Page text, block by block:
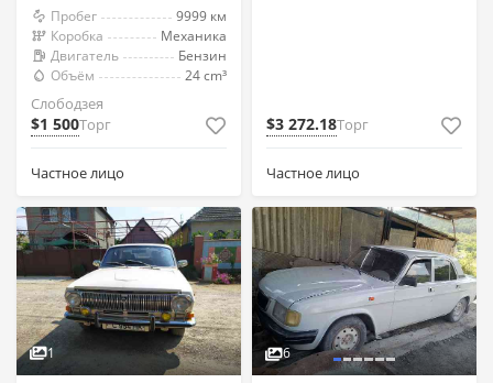
Пробег
9999 км
Коробка
Механика
Двигатель
Бензин
Объём
24 cm³
Слободзея
$1 500Торг
Частное лицо
$3 272.18Торг
Частное лицо
1 6